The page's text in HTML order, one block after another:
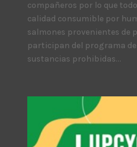
compañeros por lo que
calidad consumible por
salmones provenientes de
participan del programa
sustancias prohibidas...